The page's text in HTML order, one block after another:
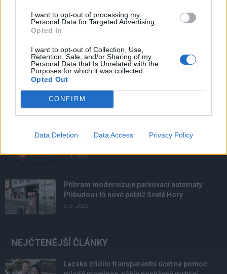
I want to opt-out of processing my
Personal Data for Targeted Advertising.
Opted In
I want to opt-out of Collection, Use,
Retention, Sale, and/or Sharing of my
Personal Data that Is Unrelated with the
Purposes for which it was collected.
Opted Out
CONFIRM
Data Deletion Data Access Privacy Policy
NOVINKY
6. 8. 2026
Většina koupališť na Příbramsku nabízí výborné
4. 8. 2026
Příbram modernizuje parkovací automaty.
Přibudou i tři nové poblíž Svaté Hory
3. 8. 2026
NEJČTENĚJŠÍ ČLÁNKY
Lazsko zřídilo transparentní účet na pomoc